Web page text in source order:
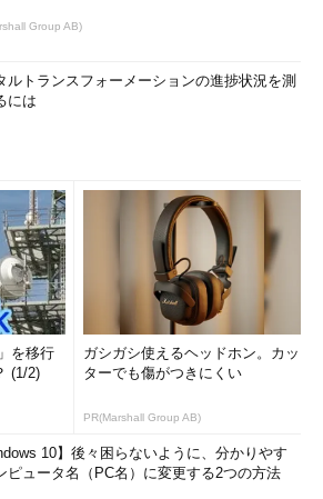
Group AB)
ルトランスフォーメーションの進捗状況を測
には
を移行
(1/2)
ガシガシ使えるヘッドホン。カッ
ターでも傷がつきにくい
PR(Marshall Group AB)
10】後々困らないように、分かりやす
ピュータ名（PC名）に変更する2つの方法